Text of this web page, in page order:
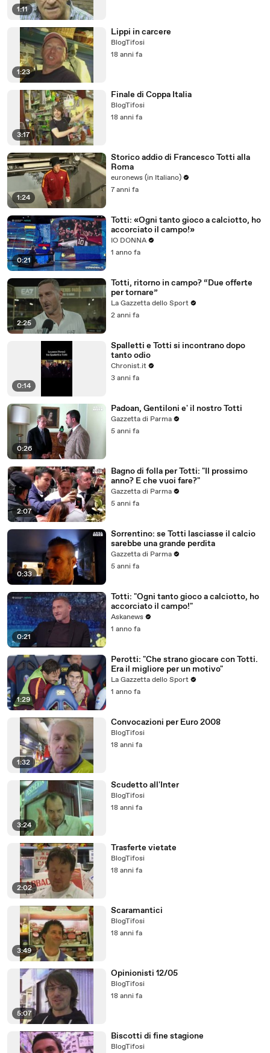
1:11
1:23
Lippi in carcere
BlogTifosi
18 anni fa
3:17
Finale di Coppa Italia
BlogTifosi
18 anni fa
1:24
Storico addio di Francesco Totti alla
Roma
euronews (in Italiano)
7 anni fa
0:21
Totti: «Ogni tanto gioco a calciotto, ho
accorciato il campo!»
IO DONNA
1 anno fa
2:25
Totti, ritorno in campo? “Due offerte
per tornare”
La Gazzetta dello Sport
2 anni fa
0:14
Spalletti e Totti si incontrano dopo
tanto odio
Chronist.it
3 anni fa
0:26
Padoan, Gentiloni e' il nostro Totti
Gazzetta di Parma
5 anni fa
2:07
Bagno di folla per Totti: "Il prossimo
anno? E che vuoi fare?"
Gazzetta di Parma
5 anni fa
0:33
Sorrentino: se Totti lasciasse il calcio
sarebbe una grande perdita
Gazzetta di Parma
5 anni fa
0:21
Totti: "Ogni tanto gioco a calciotto, ho
accorciato il campo!"
Askanews
1 anno fa
1:29
Perotti: "Che strano giocare con Totti.
Era il migliore per un motivo"
La Gazzetta dello Sport
1 anno fa
1:32
Convocazioni per Euro 2008
BlogTifosi
18 anni fa
3:24
Scudetto all'Inter
BlogTifosi
18 anni fa
2:02
Trasferte vietate
BlogTifosi
18 anni fa
3:49
Scaramantici
BlogTifosi
18 anni fa
5:07
Opinionisti 12/05
BlogTifosi
18 anni fa
Biscotti di fine stagione
BlogTifosi